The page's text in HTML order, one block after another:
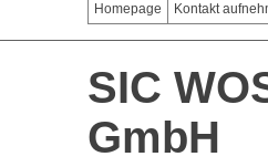
Homepage Kontakt
SIC
GmbH